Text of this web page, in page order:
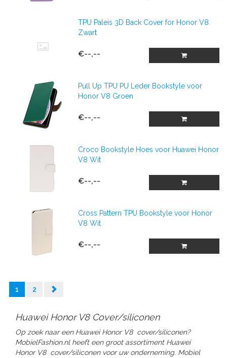
TPU Paleis 3D Back Cover for Honor V8
Zwart
€--,--
Pull Up TPU PU Leder Bookstyle voor
Honor V8 Groen
€--,--
Croco Bookstyle Hoes voor Huawei Honor
V8 Wit
€--,--
Cross Pattern TPU Bookstyle voor Honor
V8 Wit
€--,--
1 2
Huawei Honor V8 Cover/siliconen
Op zoek naar een Huawei Honor V8 cover/siliconen?
MobielFashion.nl heeft een groot assortiment Huawei
Honor V8 cover/siliconenvoor uw onderneming. Mobiel